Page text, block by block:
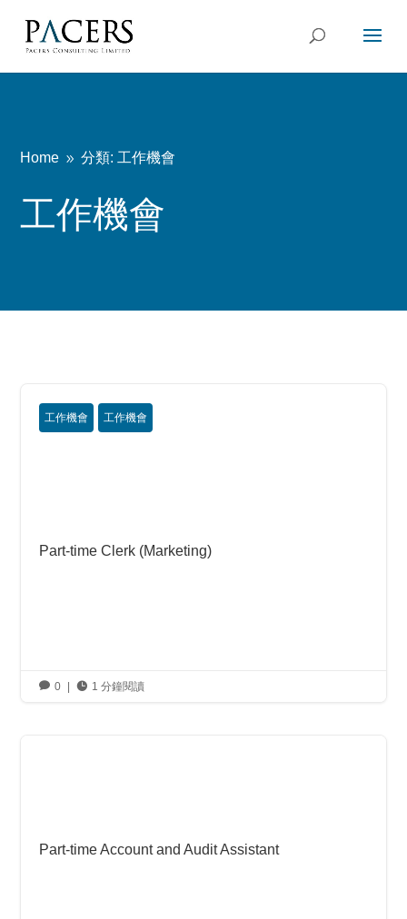
Home 9 分類: 工作機會
工作機會
工作機會 工作機會
Part-time Clerk (Marketing)
 0  1 分鐘閱讀
Part-time Account and Audit Assistant